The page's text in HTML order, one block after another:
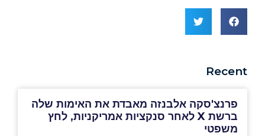
Recent
פרנצ'סקה אלבנזה מאבדת את האימות שלה
ברשת X לאחר סנקציות אמריקניות, לחץ
משפטי